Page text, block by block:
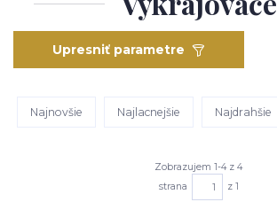
Upresniť parametre
Najnovšie Najlacnejšie Najdrahšie
Zobrazujem 1-4 z 4
strana
z 1